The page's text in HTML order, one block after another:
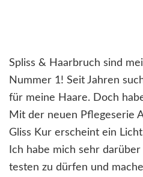
Spliss & Haarbruch sind
Nummer 1! Seit Jahren
für meine Haare. Doch
Mit der neuen Pflegeserie
Gliss Kur erscheint ein
Ich habe mich sehr
testen zu dürfen und